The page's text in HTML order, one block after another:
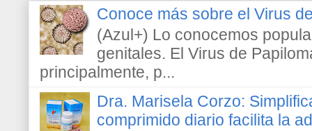
Conoce más sobre el Virus
(Azul+) Lo conocemos
genitales. El Virus de
principalmente, p...
Dra. Marisela Corzo:
comprimido diario facilita la